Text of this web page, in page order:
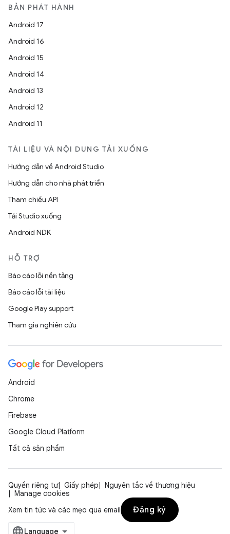
BẢN PHÁT HÀNH
Android 17
Android 16
Android 15
Android 14
Android 13
Android 12
Android 11
TÀI LIỆU VÀ NỘI DUNG TẢI XUỐNG
Hướng dẫn về Android Studio
Hướng dẫn cho nhà phát triển
Tham chiếu API
Tải Studio xuống
Android NDK
HỖ TRỢ
Báo cáo lỗi nền tảng
Báo cáo lỗi tài liệu
Google Play support
Tham gia nghiên cứu
Android
Chrome
Firebase
Google Cloud Platform
Tất cả sản phẩm
Quyền riêng tư Giấy phép
Nguyên tắc về thương hiệu
Manage cookies
Xem tin tức và các mẹo qua email
Đăng ký